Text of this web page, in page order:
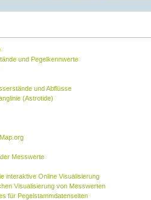
und Pegelkennwerte
und Abflüsse
(Astrotide)
Messwerte
interaktive Online Visualisierung
Visualisierung von Messwerten
für Pegelstammdatenseiten